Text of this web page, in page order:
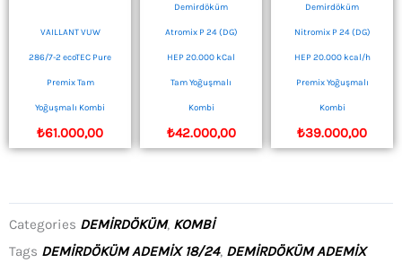
VAILLANT VUW
286/7-2 ecoTEC Pure
Premix Tam
Yoğuşmalı Kombi
₺61.000,00
Demirdöküm
Atromix P 24 (DG)
HEP 20.000 kCal
Tam Yoğuşmalı
Kombi
₺42.000,00
Demirdöküm
Nitromix P 24 (DG)
HEP 20.000 kcal/h
Premix Yoğuşmalı
Kombi
₺39.000,00
Categories DEMIRDÖKÜM, KOMBI
Tags DEMIRDÖKÜM ADEMIX 18/24, DEMIRDÖKÜM ADEMIX